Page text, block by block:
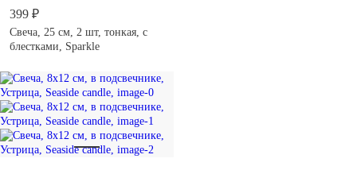
399 ₽
Свеча, 25 см, 2 шт, тонкая, с
блестками, Sparkle